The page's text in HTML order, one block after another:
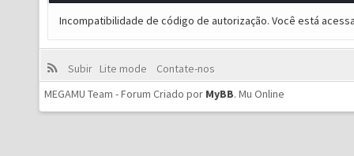
Incompatibilidade de código de autorização. Você está
Subir Lite mode
Contate-nos
MEGAMU Team - Forum Criado por MyBB. Mu Online